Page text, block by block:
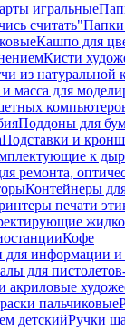
игральные
считать"Папки
Кашпо для
Кисти
из натуральной
масса для
Поддоны для
Подставки и
к
ремонта,
Контейнеры
печати
Кофе
для информации и
для
акриловые
пальчиковые
детскийРучки